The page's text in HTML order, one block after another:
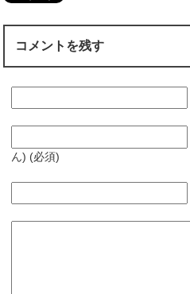
コメントを残す
ん) (必須)